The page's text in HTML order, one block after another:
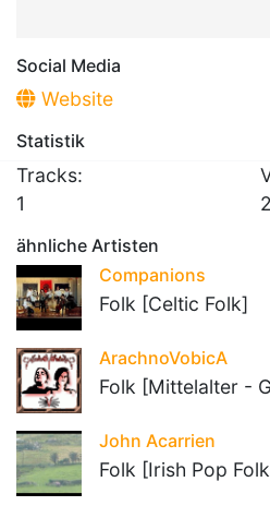
Social Media
Website
Statistik
Tracks:
1
ähnliche Artisten
Companions
Folk [Celtic Folk]
ArachnoVobicA
Folk [Mittelalter -
John Acarrien
Folk [Irish Pop